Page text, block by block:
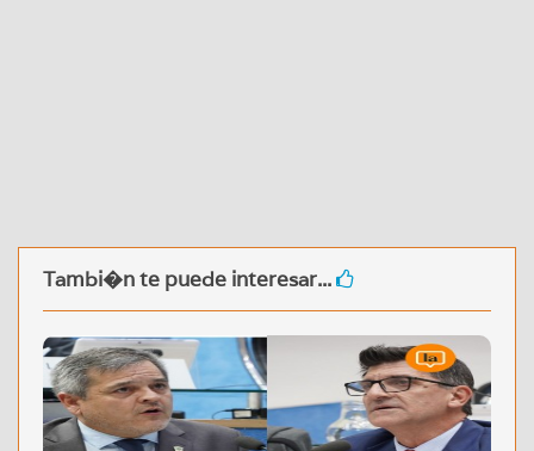
Tambi�n te puede interesar...